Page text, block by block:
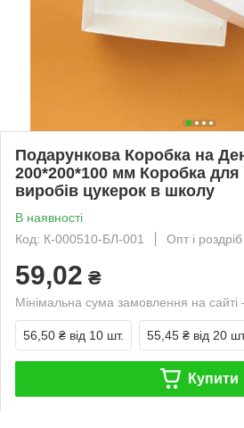
Подарункова Коробка на
200*200*100 мм Коробка для
виробів цукерок в школу
В наявності
Код: К-000510-БЛ-001
Опт і роздріб
59,02 ₴
Мінімальна сума замовлення на
56,50 ₴ від 10 шт. 55,45 ₴ від 20
Купити